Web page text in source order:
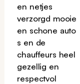
en netjes
verzorgd mooie
en schone auto
s en de
chauffeurs heel
gezellig en
respectvol